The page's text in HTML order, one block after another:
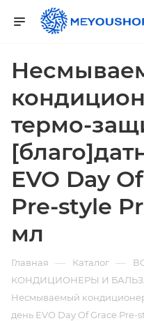
термо-
EVO Day
Pre-style
мл
Главная — Каталог —
КОНДИЦИОНЕРЫ И
Несмываемый
день EVO Day Of Grace